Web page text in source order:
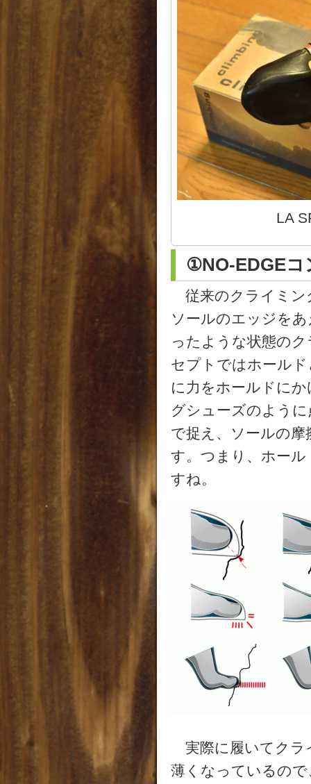
LA
①NO-EDGEコ
従来のクライミン
ソールのエッジを
ったような状態の
セプトではホール
に力をホールドに
グシューズのよう
で捉え、ソールの
す。つまり、ホー
すね。
実際に履いてクラ
薄くなっているの